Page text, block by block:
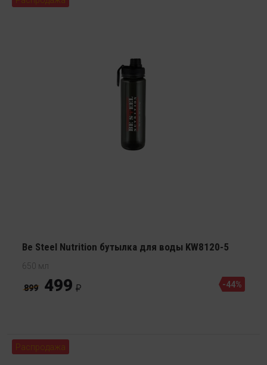
Be Steel Nutrition бутылка для воды KW8120-5
650 мл
899 499 -44%
Распродажа